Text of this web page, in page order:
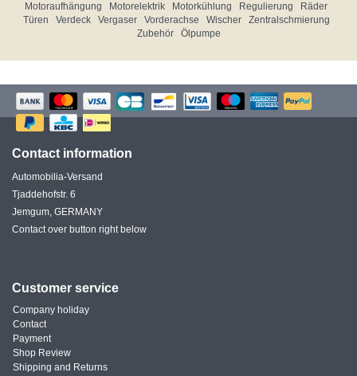
Motoraufhängung
Motorelektrik Motorkühlung Regulierung
Räder
Türen
Verdeck Vergaser Vorderachse Wischer
Zentralschmierung
Zubehör
Ölpumpe
Contact information
Automobilia-Versand
Tjaddehofstr. 6
Jemgum, GERMANY
Contact over button right below
Customer service
Company holiday
Contact
Payment
Shop Review
Shipping and Returns